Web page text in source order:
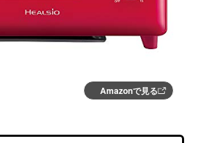
Amazonで見る